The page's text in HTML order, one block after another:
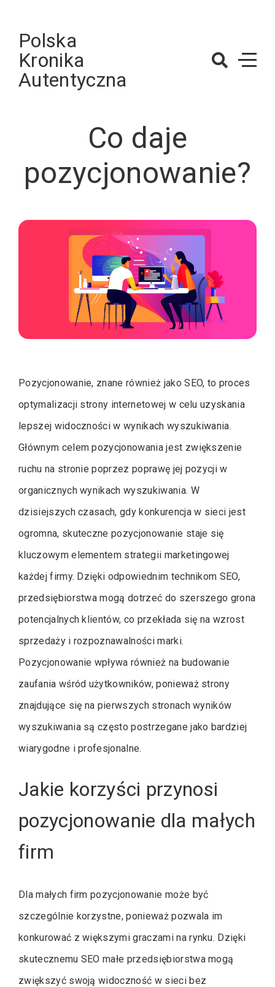
contentPolska
Kronika
Autentyczna
Co daje
pozycjonowanie?
Pozycjonowanie, znane również jako SEO, to proces
optymalizacji strony internetowej w celu uzyskania
lepszej widoczności w wynikach wyszukiwania.
Głównym celem pozycjonowania jest zwiększenie
ruchu na stronie poprzez poprawę jej pozycji w
organicznych wynikach wyszukiwania. W
dzisiejszych czasach, gdy konkurencja w sieci jest
ogromna, skuteczne pozycjonowanie staje się
kluczowym elementem strategii marketingowej
każdej firmy. Dzięki odpowiednim technikom SEO,
przedsiębiorstwa mogą dotrzeć do szerszego grona
potencjalnych klientów, co przekłada się na wzrost
sprzedaży i rozpoznawalności marki.
Pozycjonowanie wpływa również na budowanie
zaufania wśród użytkowników, ponieważ strony
znajdujące się na pierwszych stronach wyników
wyszukiwania są często postrzegane jako bardziej
wiarygodne i profesjonalne.
Jakie korzyści przynosi
pozycjonowanie dla małych
firm
Dla małych firm pozycjonowanie może być
szczególnie korzystne, ponieważ pozwala im
konkurować z większymi graczami na rynku. Dzięki
skutecznemu SEO małe przedsiębiorstwa mogą
zwiększyć swoją widoczność w sieci bez